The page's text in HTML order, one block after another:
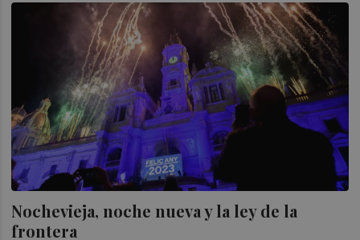
Nochevieja, noche nueva y la ley de la
frontera